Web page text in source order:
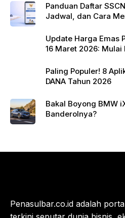
Panduan Daftar
Jadwal, dan Cara
Update Harga Emas
16 Maret 2026: Mulai
Paling Populer! 8
DANA Tahun 2026
Bakal Boyong BMW
Banderolnya?
Penasulbar.co.id adalah